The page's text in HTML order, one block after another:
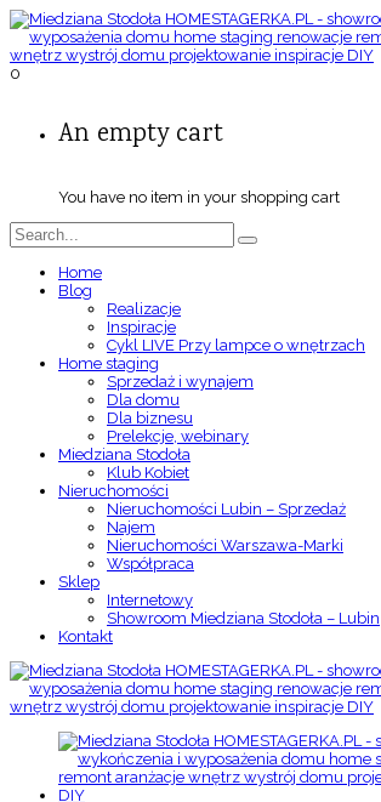
0
An empty cart
You have no item in your shopping cart
Home
Blog
Realizacje
Inspiracje
Cykl LIVE Przy lampce o wnętrzach
Home staging
Sprzedaż i wynajem
Dla domu
Dla biznesu
Prelekcje, webinary
Miedziana Stodoła
Klub Kobiet
Nieruchomości
Nieruchomości Lubin – Sprzedaż
Najem
Nieruchomości Warszawa-Marki
Współpraca
Sklep
Internetowy
Showroom Miedziana Stodoła – Lubin
Kontakt